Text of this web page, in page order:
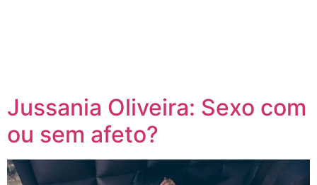
Jussania Oliveira: Sexo com
ou sem afeto?